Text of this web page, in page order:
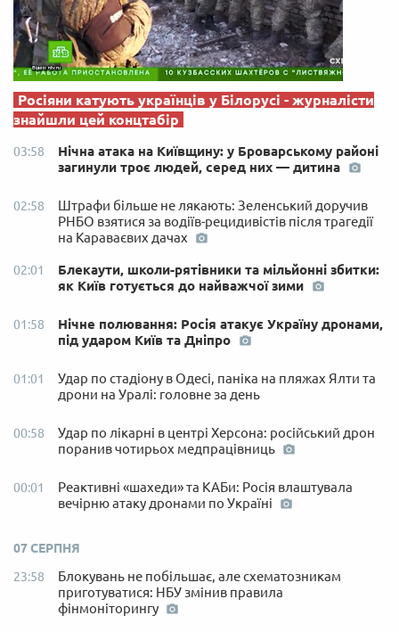
Росіяни катують українців у Білорусі - журналісти
знайшли цей концтабір
03:58
Нічна атака на Київщину: у Броварському районі
загинули троє людей, серед них — дитина
02:58
Штрафи більше не лякають: Зеленський доручив
РНБО взятися за водіїв-рецидивістів після трагедії
на Караваєвих дачах
02:01
Блекаути, школи-рятівники та мільйонні збитки:
як Київ готується до найважчої зими
01:58
Нічне полювання: Росія атакує Україну дронами,
під ударом Київ та Дніпро
01:01
Удар по стадіону в Одесі, паніка на пляжах Ялти та
дрони на Уралі: головне за день
00:58
Удар по лікарні в центрі Херсона: російський дрон
поранив чотирьох медпрацівниць
00:01
Реактивні «шахеди» та КАБи: Росія влаштувала
вечірню атаку дронами по Україні
07 СЕРПНЯ
23:58
Блокувань не побільшає, але схематозникам
приготуватися: НБУ змінив правила
фінмоніторингу